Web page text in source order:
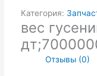
Категория:
вес
Отзывы (0)